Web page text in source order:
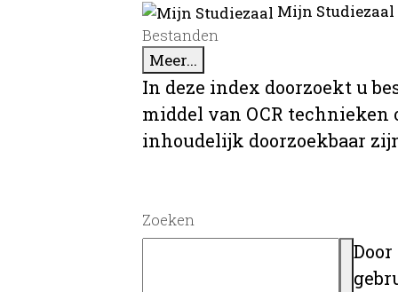
Mijn
Bestanden
Meer...
In deze index doorzoekt u
middel van OCR
inhoudelijk doorzoekbaar
Zoeken